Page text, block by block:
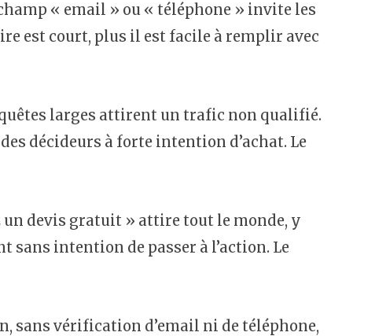
« email » ou « téléphone » invite les
est court, plus il est facile à remplir avec
larges attirent un trafic non qualifié.
décideurs à forte intention d’achat. Le
un devis gratuit » attire tout le monde, y
sans intention de passer à l’action. Le
sans vérification d’email ni de téléphone,